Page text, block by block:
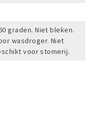
graden. Niet bleken.
wasdroger. Niet
voor stomerij.